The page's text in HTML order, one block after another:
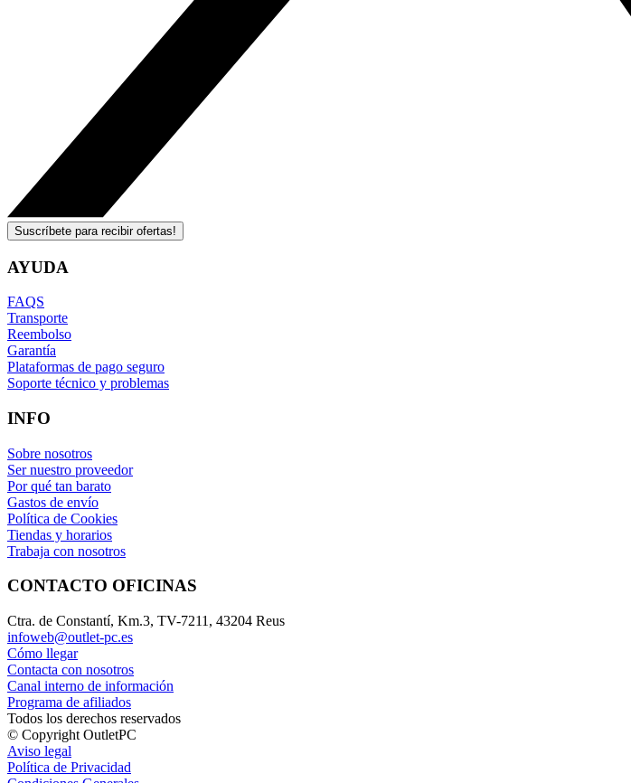
Suscríbete para recibir ofertas!
AYUDA
FAQS
Transporte
Reembolso
Garantía
Plataformas de pago seguro
Soporte técnico y problemas
INFO
Sobre nosotros
Ser nuestro proveedor
Por qué tan barato
Gastos de envío
Política de Cookies
Tiendas y horarios
Trabaja con nosotros
CONTACTO OFICINAS
Ctra. de Constantí, Km.3, TV-7211, 43204 Reus
infoweb@outlet-pc.es
Cómo llegar
Contacta con nosotros
Canal interno de información
Programa de afiliados
Todos los derechos reservados
© Copyright OutletPC
Aviso legal
Política de Privacidad